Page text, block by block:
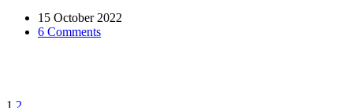
15 October 2022
6 Comments
1 2